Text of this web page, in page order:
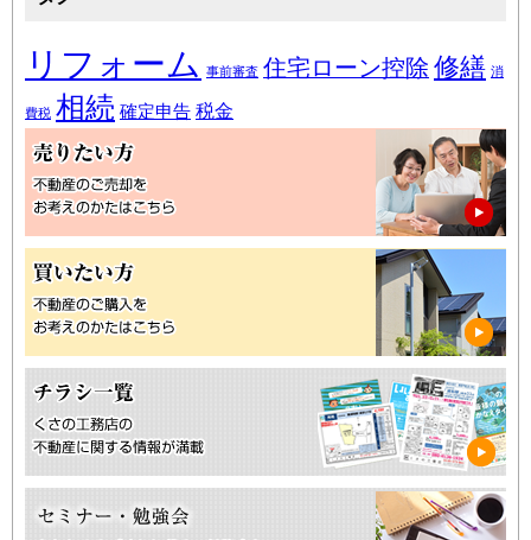
リフォーム 事前審査 住宅ローン控除 修繕 消
費税 相続 確定申告 税金